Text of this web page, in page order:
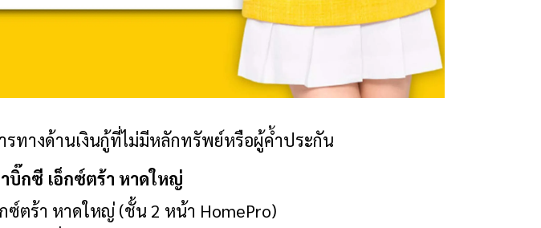
รทางด้านเงินกู้ที่ไม่มีหลักทรัพย์หรือผู้ค้ำประกัน
บิ๊กซี เอ็กซ์ตร้า หาดใหญ่
ซ์ตร้า หาดใหญ่ (ชั้น 2 หน้า HomePro)